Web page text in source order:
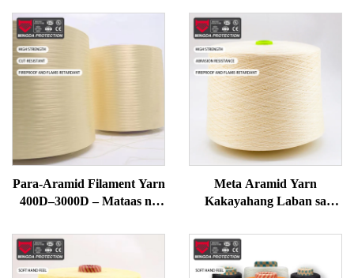
Para-Aramid Filament Yarn
400D–3000D – Mataas na
Tanto para sa mga
Guwantes, Ropes, Safety
Gear na Pananahi
Meta Aramid Yarn
Kakayahang Laban sa
Temperatura Retardant
para sa Paglilipat at
Pagbubuhos Mataas na